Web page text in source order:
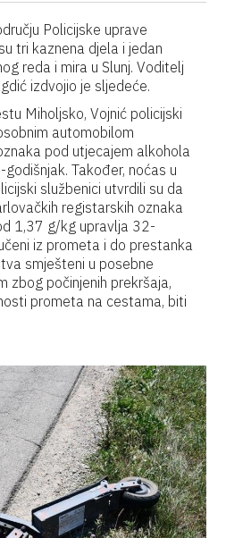
Policijske uprave
tri kaznena djela i jedan
reda i mira u Slunj. Voditelj
izdvojio je sljedeće.
Miholjsko, Vojnić policijski
automobilom
pod utjecajem alkohola
Također, noćas u
službenici utvrdili su da
registarskih oznaka
1,37 g/kg upravlja 32-
iz prometa i do prestanka
smješteni u posebne
zbog počinjenih prekršaja,
prometa na cestama, biti